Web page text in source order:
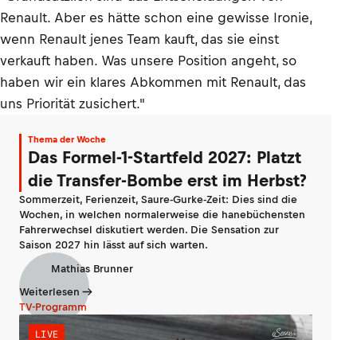
Renault. Aber es hätte schon eine gewisse Ironie,
wenn Renault jenes Team kauft, das sie einst
verkauft haben. Was unsere Position angeht, so
haben wir ein klares Abkommen mit Renault, das
uns Priorität zusichert."
Thema der Woche
Das Formel-1-Startfeld 2027: Platzt
die Transfer-Bombe erst im Herbst?
Sommerzeit, Ferienzeit, Saure-Gurke-Zeit: Dies sind die
Wochen, in welchen normalerweise die hanebüchensten
Fahrerwechsel diskutiert werden. Die Sensation zur
Saison 2027 hin lässt auf sich warten.
Mathias Brunner
Weiterlesen
TV-Programm
LIVE